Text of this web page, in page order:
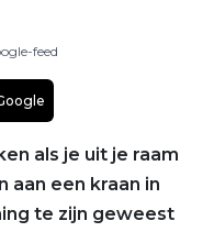
feed
als je uit je raam
aan een kraan in
te zijn geweest